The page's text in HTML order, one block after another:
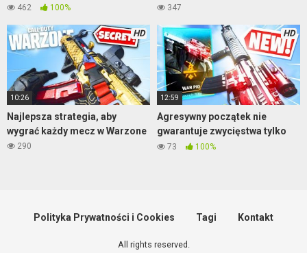
462 100% 347
HD
10:26
Najlepsza strategia, aby
wygrać każdy mecz w Warzone
290
HD
12:59
Agresywny początek nie
gwarantuje zwycięstwa tylko
sporo killi
Warzone
73 100%
Polityka Prywatności i Cookies Tagi Kontakt
All rights reserved.